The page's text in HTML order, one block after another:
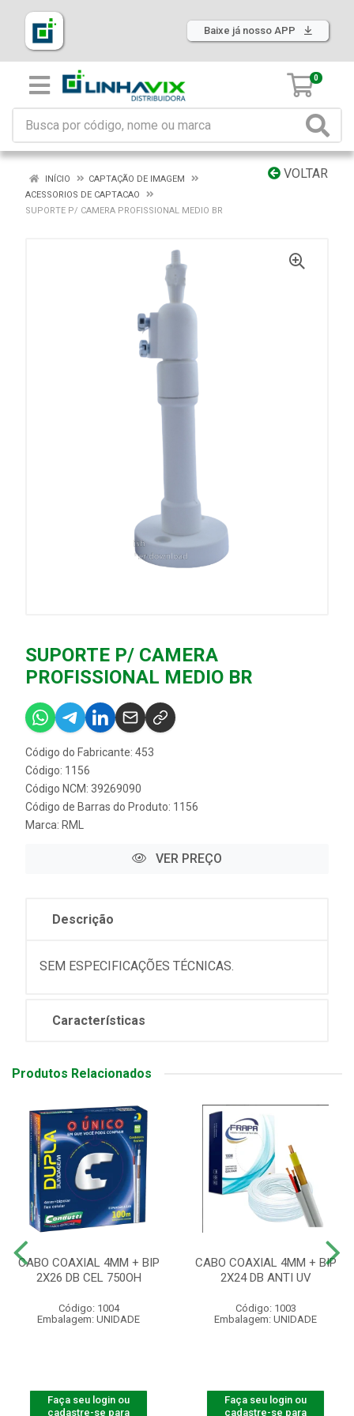
Baixe já nosso APP
0
VOLTAR
INÍCIO
CAPTAÇÃO DE IMAGEM
ACESSORIOS DE CAPTACAO
SUPORTE P/ CAMERA PROFISSIONAL MEDIO BR
SUPORTE P/ CAMERA
PROFISSIONAL MEDIO BR
Código do Fabricante: 453
Código: 1156
Código NCM: 39269090
Código de Barras do Produto: 1156
Marca: RML
VER PREÇO
Descrição
SEM ESPECIFICAÇÕES TÉCNICAS.
Características
Produtos Relacionados
CABO COAXIAL 4MM + BIP
2X26 DB CEL 750OH
Código: 1004
Embalagem: UNIDADE
Faça seu login ou
cadastre-se para
CABO COAXIAL 4MM + BIP
2X24 DB ANTI UV
Código: 1003
Embalagem: UNIDADE
Faça seu login ou
cadastre-se para